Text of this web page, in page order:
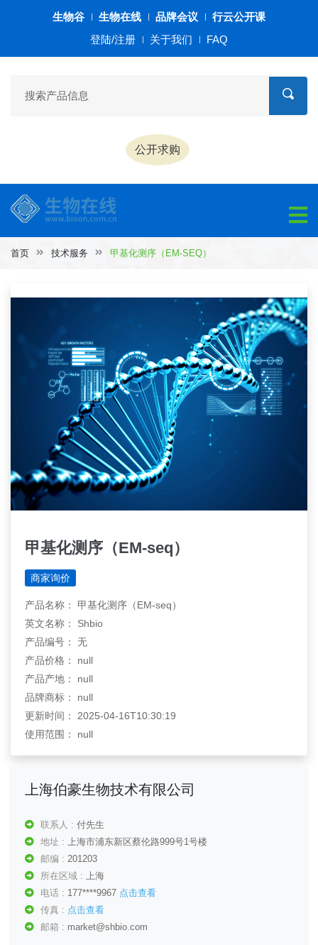
生物谷 生物在线 品牌会议
行云公开课
登陆/注册
关于我们 FAQ
公开求购
首页 技术服务 甲基化测序（EM-SEQ）
甲基化测序（EM-seq）
商家询价
产品名称： 甲基化测序（EM-seq）
英文名称： Shbio
产品编号： 无
产品价格： null
产品产地： null
品牌商标： null
更新时间： 2025-04-16T10:30:19
使用范围： null
上海伯豪生物技术有限公司
联系人 : 付先生
地址 : 上海市浦东新区蔡伦路999号1号楼
邮编 : 201203
所在区域 : 上海
电话 : 177****9967 点击查看
传真 : 点击查看
邮箱 : market@shbio.com